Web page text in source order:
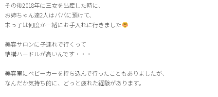
その後2018年に三女を出産した時に、
お姉ちゃん達2人はパパに預けて、
末っ子は何度か一緒にお手入れに行きました
美容サロンに子連れで行くって
結構ハードルが高いんです・・・
美容室にベビーカーを持ち込んで行ったこともありましたが、
なんだか気持ち的に、どっと疲れた経験があります。